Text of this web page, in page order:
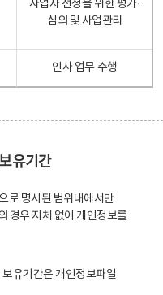
사업자 선정을 위한 평가·
심의 및 사업관리
인사 업무 수행
유기간
로 명시된 범위내에서만
경우 지체 없이 개인정보를
유기간은 개인정보파일